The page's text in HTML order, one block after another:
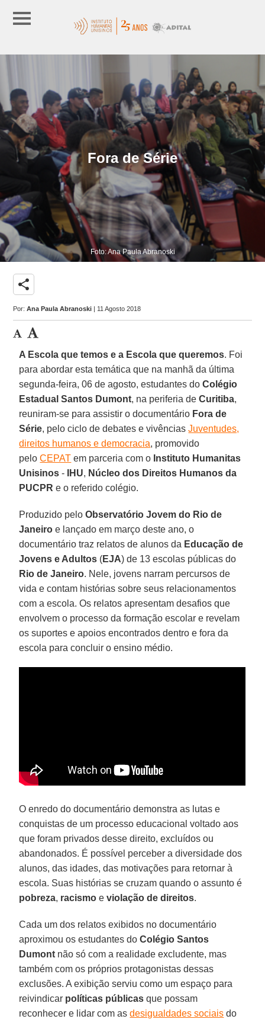
Fora de Série
Foto: Ana Paula Abranoski
share
Por:Ana Paula Abranoski | 11 Agosto 2018
A Escola que temos e a Escola que queremos. Foi
para abordar esta temática que na manhã da última
segunda-feira, 06 de agosto, estudantes doColégio
Estadual Santos Dumont, na periferia deCuritiba,
reuniram-se para assistir o documentário Fora de
Série, pelo ciclo de debates e vivênciasJuventudes,
direitos humanos e democracia, promovido
peloCEPAT em parceria com o Instituto Humanitas
Unisinos - IHU, Núcleo dos Direitos Humanos da
PUCPR e o referido colégio.
Produzido peloObservatório Jovem do Rio de
Janeiro e lançado em março deste ano, o
documentário traz relatos de alunos da Educação de
Jovens e Adultos (EJA) de 13 escolas públicas do
Rio de Janeiro. Nele, jovens narram percursos de
vida e contam histórias sobre seus relacionamentos
com a escola. Os relatos apresentam desafios que
envolvem o processo da formação escolar e revelam
os suportes e apoios encontrados dentro e fora da
escola para concluir o ensino médio.
O enredo do documentário demonstra as lutas e
conquistas de um processo educacional voltado aos
que foram privados desse direito, excluídos ou
abandonados. É possível perceber a diversidade dos
alunos, das idades, das motivações para retornar à
escola. Suas histórias se cruzam quando o assunto é
pobreza, racismoe violação de direitos.
Cada um dos relatos exibidos no documentário
aproximou os estudantes doColégio Santos
Dumont não só com a realidade excludente, mas
também com os próprios protagonistas dessas
exclusões. A exibição serviu como um espaço para
reivindicar políticas públicas que possam
reconhecer e lidar com asdesigualdades sociais do